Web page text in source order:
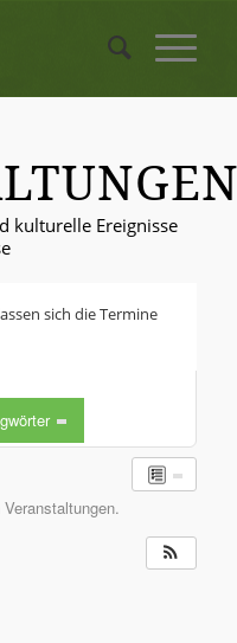
kulturelle Ereignisse
sich die Termine